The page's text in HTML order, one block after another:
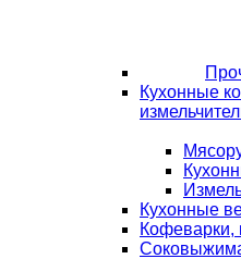
Кухонные
Кухонные
Кофеварки,